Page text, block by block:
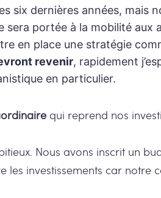
six dernières années, mais
portée à la mobilité aux
en place une stratégie
revenir, rapidement
en particulier.
qui reprend nos
Nous avons inscrit un
les investissements car notre